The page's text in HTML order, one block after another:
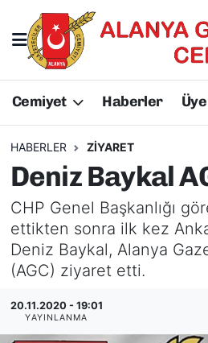
Cemiyet Haberler
HABERLER ZIYARET
Deniz Baykal
CHP Genel Başkanlığı
ettikten sonra ilk kez
Deniz Baykal, Alanya
(AGC) ziyaret etti.
20.11.2020 - 19:01
YAYINLANMA
Hakkımızda
Başkanlarımız
Yönetim Kurulu
Üyelerimiz
Tüzüğümüz
Üye Başvurusu
Başkan Hakkında
AGC Hakkında
Yönetim Kurulu
Üyelerimiz
Başkanlarımız
Tüzüğümüz